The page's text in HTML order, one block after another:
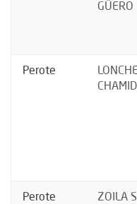
GÜERO
Perote
Perote ZOILA